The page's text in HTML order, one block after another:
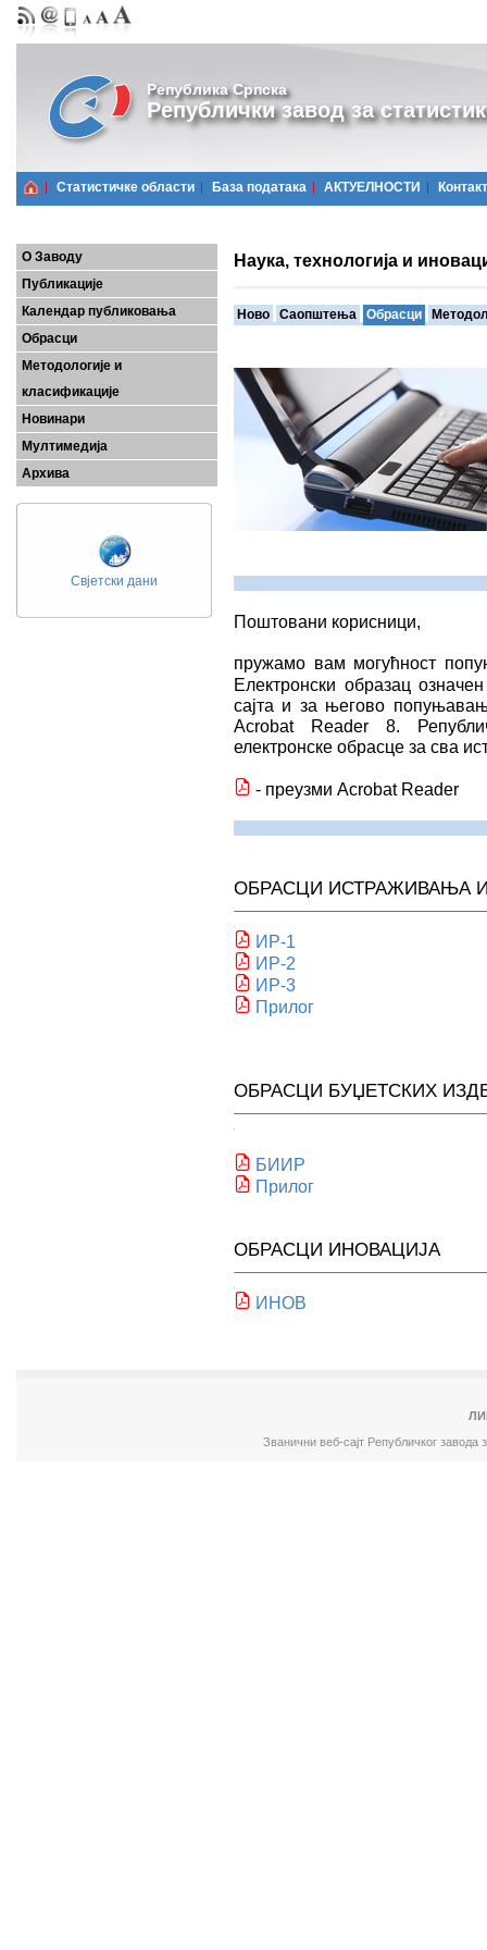
Република Српска
Републички завод за
Статистичке области Базa података АКТУЕЛНОСТИ Контакт
О Заводу
Публикације
Календар публиковања
Обрасци
Методологије и
класификације
Новинари
Мултимедија
Архива
Свјетски дани
Наука, технологија и
Ново Саопштења Обрасци
Поштовани корисници,
пружамо вам могућност
Електронски образац
сајта и за његово
Acrobat Reader 8.
електронске обрасце за сва
- преузми Acrobat Reader
ОБРАСЦИ ИСТРАЖИВАЊА
ИР-1
ИР-2
ИР-3
Прилог
ОБРАСЦИ БУЏЕТСКИХ
БИИР
Прилог
ОБРАСЦИ ИНОВАЦИЈА
ИНОВ
Званични веб-сајт Републичког